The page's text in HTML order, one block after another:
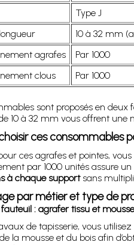
Type J
10 à 32 mm
agrafes
Par 1000
clous
Par 1000
sont proposés en deux
10 à 32 mm vous offrent
ces consommables
ces agrafes et pointes, vous
par 1000 unités assure un
à chaque supportsans
par métier et type de
: agrafer tissu et
de tapisserie, vous
de la mousse et du bois afin